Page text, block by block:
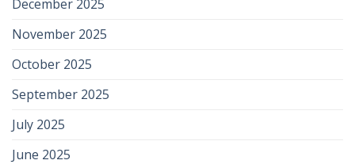
December 2025
November 2025
October 2025
September 2025
July 2025
June 2025